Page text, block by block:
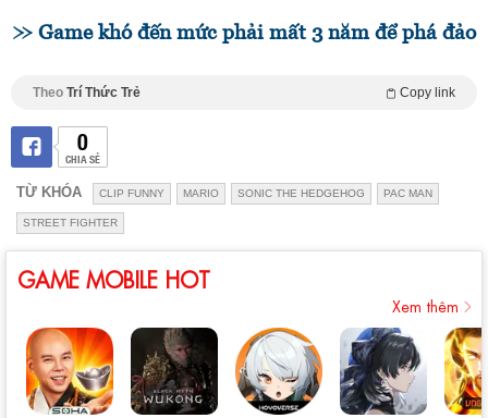
Game khó đến mức phải mất 3 năm để phá đảo
Theo Trí Thức Trẻ Copy link
0
CHIA SẺ
TỪ KHÓA CLIP FUNNY MARIO SONIC THE HEDGEHOG PAC MAN
STREET FIGHTER
GAME MOBILE HOT
Xem thêm